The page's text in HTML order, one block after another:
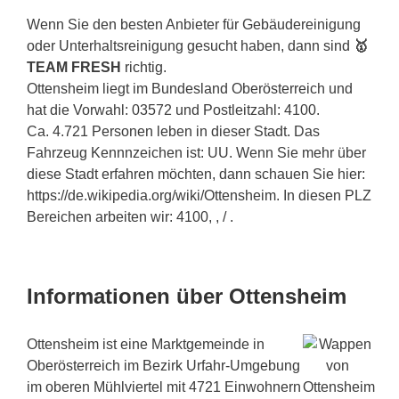
Wenn Sie den besten Anbieter für Gebäudereinigung
oder Unterhaltsreinigung gesucht haben, dann sind 🥇
TEAM FRESH richtig.
Ottensheim liegt im Bundesland Oberösterreich und
hat die Vorwahl: 03572 und Postleitzahl: 4100.
Ca. 4.721 Personen leben in dieser Stadt. Das
Fahrzeug Kennnzeichen ist: UU. Wenn Sie mehr über
diese Stadt erfahren möchten, dann schauen Sie hier:
https://de.wikipedia.org/wiki/Ottensheim. In diesen PLZ
Bereichen arbeiten wir: 4100, , / .
Informationen über Ottensheim
Ottensheim ist eine Marktgemeinde in
Oberösterreich im Bezirk Urfahr-Umgebung
im oberen Mühlviertel mit 4721 Einwohnern